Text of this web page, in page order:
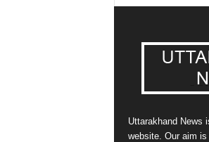
Uttarakhand News
website. Our aim